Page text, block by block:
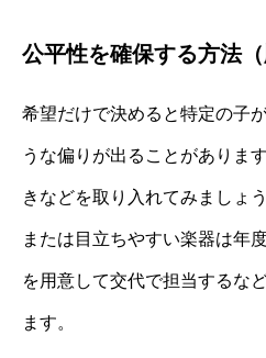
公平性を確保する方法（
希望だけで決めると特定の子
うな偏りが出ることがありま
きなどを取り入れてみましょ
または目立ちやすい楽器は年
を用意して交代で担当するな
ます。